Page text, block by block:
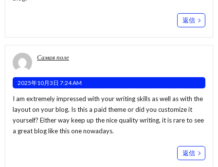
返信
Самая поле
2025年10月3日 7:24 AM
I am extremely impressed with your writing skills as well as with the
layout on your blog. Is this a paid theme or did you customize it
yourself? Either way keep up the nice quality writing, it is rare to see
a great blog like this one nowadays.
返信